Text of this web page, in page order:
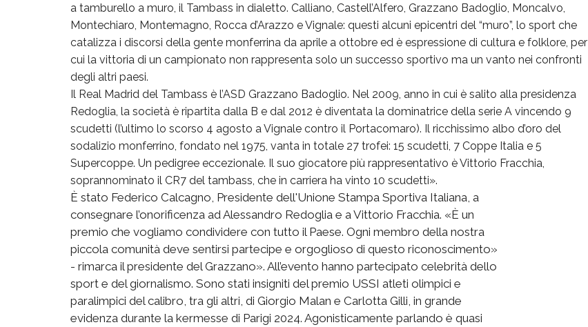
a tamburello a muro, il Tambass in dialetto. Calliano, Castell’Alfero, Grazzano Badoglio, Moncalvo,
Montechiaro, Montemagno, Rocca d’Arazzo e Vignale: questi alcuni epicentri del “muro”, lo sport che
catalizza i discorsi della gente monferrina da aprile a ottobre ed è espressione di cultura e folklore, per
cui la vittoria di un campionato non rappresenta solo un successo sportivo ma un vanto nei confronti
degli altri paesi.
Il Real Madrid del Tambass è l’ASD Grazzano Badoglio. Nel 2009, anno in cui è salito alla presidenza
Redoglia, la società è ripartita dalla B e dal 2012 è diventata la dominatrice della serie A vincendo 9
scudetti (l’ultimo lo scorso 4 agosto a Vignale contro il Portacomaro). Il ricchissimo albo d’oro del
sodalizio monferrino, fondato nel 1975, vanta in totale 27 trofei: 15 scudetti, 7 Coppe Italia e 5
Supercoppe. Un pedigree eccezionale. Il suo giocatore più rappresentativo è Vittorio Fracchia,
soprannominato il CR7 del tambass, che in carriera ha vinto 10 scudetti».
È stato Federico Calcagno, Presidente dell'Unione Stampa Sportiva Italiana, a
consegnare l’onorificenza ad Alessandro Redoglia e a Vittorio Fracchia. «È un
premio che vogliamo condividere con tutto il Paese. Ogni membro della nostra
piccola comunità deve sentirsi partecipe e orgoglioso di questo riconoscimento»
- rimarca il presidente del Grazzano». All’evento hanno partecipato celebrità dello
sport e del giornalismo. Sono stati insigniti del premio USSI atleti olimpici e
paralimpici del calibro, tra gli altri, di Giorgio Malan e Carlotta Gilli, in grande
evidenza durante la kermesse di Parigi 2024. Agonisticamente parlando è quasi